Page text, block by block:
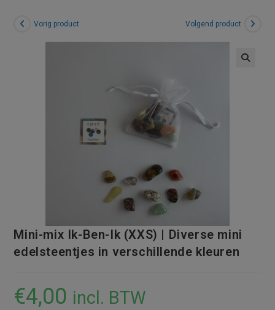
Vorig product Volgend product
Mini-mix Ik-Ben-Ik (XXS) | Diverse mini
edelsteentjes in verschillende kleuren
€4,00 incl. BTW